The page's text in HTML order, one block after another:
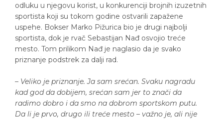
odluku u njegovu korist, u konkurenciji brojnih izuzetnih
sportista koji su tokom godine ostvarili zapažene
uspehe. Bokser Marko Pižurica bio je drugi najbolji
sportista, dok je rvač Sebastijan Nađ osvojio treće
mesto. Tom prilikom Nađ je naglasio da je svako
priznanje podstrek za dalji rad.
– Veliko je priznanje. Ja sam srećan. Svaku nagradu
kad god da dobijem, srećan sam jer to znači da
radimo dobro i da smo na dobrom sportskom putu.
Da li je prvo, drugo ili treće mesto – važno je, ali nije